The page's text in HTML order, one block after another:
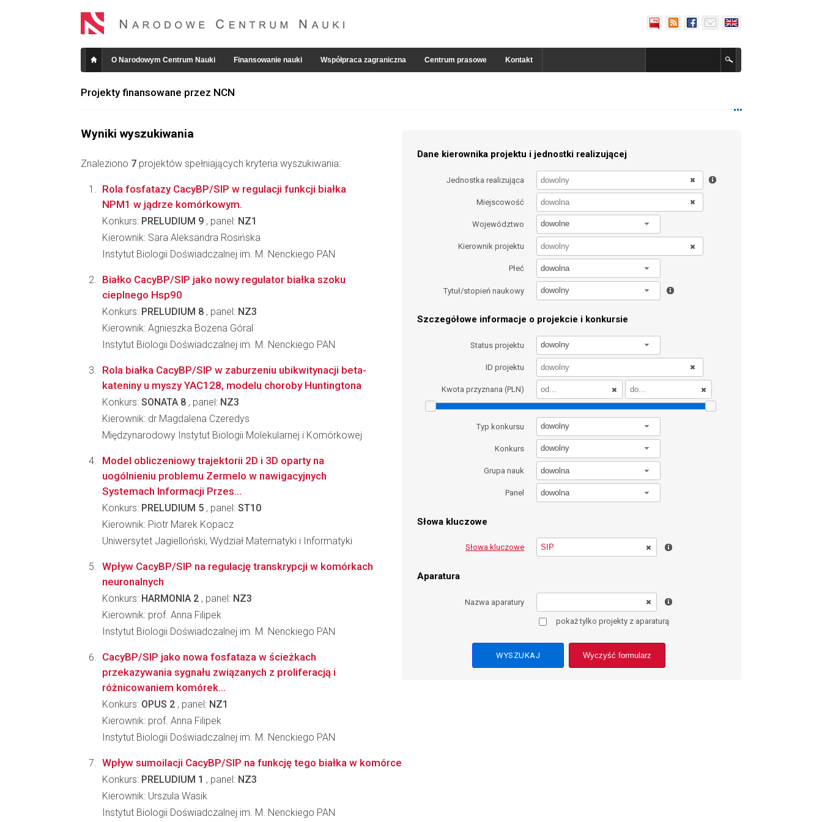
O Narodowym Centrum Nauki Finansowanie nauki Współpraca zagraniczna Centrum prasowe Kontakt
Projekty finansowane przez NCN
Wyniki wyszukiwania
Znaleziono 7 projektów spełniających kryteria wyszukiwania:
Dane kierownika projektu i jednostki realizującej
Jednostka realizująca
Miejscowość
Województwo dowolne
Kierownik projektu
Płeć dowolna
Tytuł/stopień naukowy dowolny
Szczegółowe informacje o projekcie i konkursie
Status projektu dowolny
ID projektu
Kwota przyznana (PLN)
Typ konkursu dowolny
Konkurs dowolny
Grupa nauk dowolna
Panel dowolna
Słowa kluczowe
Słowa kluczowe
Aparatura
Nazwa aparatury
pokaż tylko projekty z aparaturą
Wyczyść formularz
Rola fosfatazy CacyBP/SIP w regulacji funkcji białka
NPM1 w jądrze komórkowym.
Konkurs: PRELUDIUM 9 , panel: NZ1
Kierownik: Sara Aleksandra Rosińska
Instytut Biologii Doświadczalnej im. M. Nenckiego PAN
Białko CacyBP/SIP jako nowy regulator białka szoku
cieplnego Hsp90
Konkurs: PRELUDIUM 8 , panel: NZ3
Kierownik: Agnieszka Bożena Góral
Instytut Biologii Doświadczalnej im. M. Nenckiego PAN
Rola białka CacyBP/SIP w zaburzeniu ubikwitynacji beta-
kateniny u myszy YAC128, modelu choroby Huntingtona
Konkurs: SONATA 8 , panel: NZ3
Kierownik: dr Magdalena Czeredys
Międzynarodowy Instytut Biologii Molekularnej i Komórkowej
Model obliczeniowy trajektorii 2D i 3D oparty na
uogólnieniu problemu Zermelo w nawigacyjnych
Systemach Informacji Przes...
Konkurs: PRELUDIUM 5 , panel: ST10
Kierownik: Piotr Marek Kopacz
Uniwersytet Jagielloński, Wydział Matematyki i Informatyki
Wpływ CacyBP/SIP na regulację transkrypcji w komórkach
neuronalnych
Konkurs: HARMONIA 2 , panel: NZ3
Kierownik: prof. Anna Filipek
Instytut Biologii Doświadczalnej im. M. Nenckiego PAN
CacyBP/SIP jako nowa fosfataza w ścieżkach
przekazywania sygnału związanych z proliferacją i
różnicowaniem komórek...
Konkurs: OPUS 2 , panel: NZ1
Kierownik: prof. Anna Filipek
Instytut Biologii Doświadczalnej im. M. Nenckiego PAN
Wpływ sumoilacji CacyBP/SIP na funkcję tego białka w komórce
Konkurs: PRELUDIUM 1 , panel: NZ3
Kierownik: Urszula Wasik
Instytut Biologii Doświadczalnej im. M. Nenckiego PAN